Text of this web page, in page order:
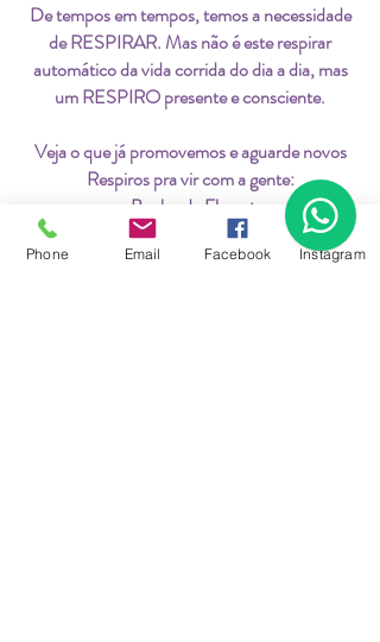
De tempos em tempos, temos a necessidade
de RESPIRAR. Mas não é este respirar
automático da vida corrida do dia a dia, mas
um RESPIRO presente e consciente.
Veja o que já promovemos e aguarde novos
Respiros pra vir com a gente:
- Banho de Floresta
- Dança da Alma
- O Jogo de Naga
Phone Email Facebook Instagram